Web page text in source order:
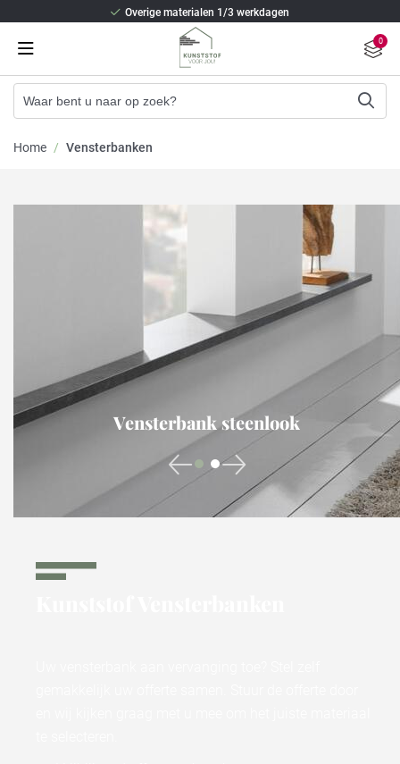
Overige materialen 1/3 werkdagen
Beste isolatie en staalversterking
2/3 weken levertijd (Kunststof kozijnen)
Overige materialen 1/3 werkdagen
Beste isolatie en staalversterking
0
Home / Vensterbanken
Vensterbank steenlook